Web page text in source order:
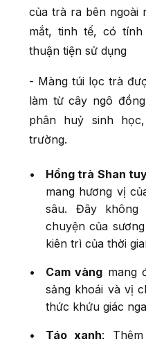
của trà ra bên ngoài
mắt, tinh tế, có
thuận tiện sử dụng
- Màng túi lọc trà
làm từ cây ngô
phân huỷ sinh
trường.
Hồng trà Shan
mang hương vị
sâu. Đây
chuyện của
kiên trì của thời
Cam vàng mang
sảng khoái và vị
thức khứu giác
Táo xanh: